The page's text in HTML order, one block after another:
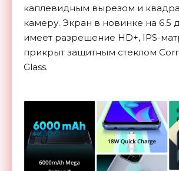
каплевидным вырезом и
камеру. Экран в новинке на 6.5
имеет разрешение HD+, IPS-
прикрыт защитным стеклом
Glass.